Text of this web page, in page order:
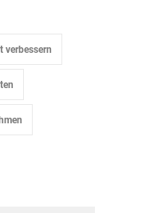
verbessern